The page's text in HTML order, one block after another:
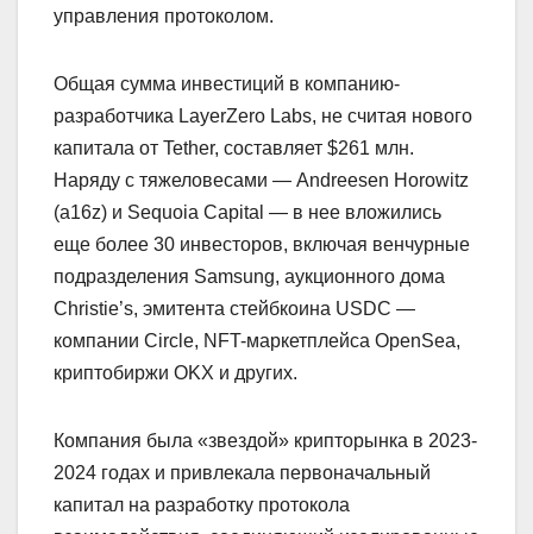
управления протоколом.
Общая сумма инвестиций в компанию-
разработчика LayerZero Labs, не считая нового
капитала от Tether, составляет $261 млн.
Наряду с тяжеловесами — Andreesen Horowitz
(a16z) и Sequoia Capital — в нее вложились
еще более 30 инвесторов, включая венчурные
подразделения Samsung, аукционного дома
Christie’s, эмитента стейбкоина USDC —
компании Circle, NFT-маркетплейса OpenSea,
криптобиржи OKX и других.
Компания была «звездой» крипторынка в 2023-
2024 годах и привлекала первоначальный
капитал на разработку протокола